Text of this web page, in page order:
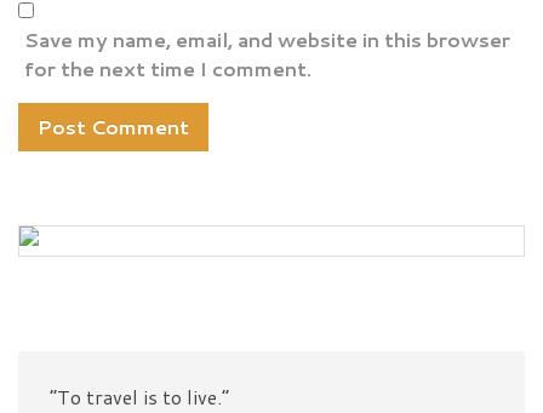
Save my name, email, and website in this browser
for the next time I comment.
“To travel is to live.”